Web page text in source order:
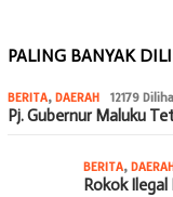
PALING BANYAK
BERITA, DAERAH 12179
Pj. Gubernur Maluku
BERITA,
Rokok